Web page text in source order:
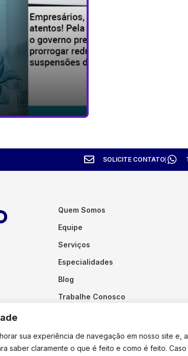
sua experiência de navegação em nosso site
saber claramente o que é feito e como é feito.
SOLICITE CONTATO
Quem Somos
Equipe
Serviços
Especialidades
Blog
Trabalhe Conosco